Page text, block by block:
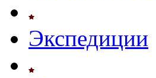
Экспедиции